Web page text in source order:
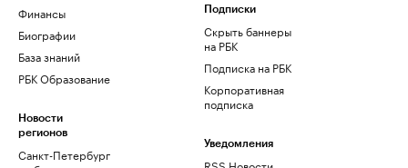
Финансы
Биографии
База знаний
РБК Образование
Новости
регионов
Санкт-Петербург
Подписки
Скрыть баннеры
на РБК
Подписка на РБК
Корпоративная
подписка
Уведомления